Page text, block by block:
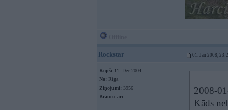
Rockstar 01. Jan 2008,
Kopš: 11. Dec 2004
No: Rīga
Ziņojumi: 3956
Braucu ar:
2008-
Kāds